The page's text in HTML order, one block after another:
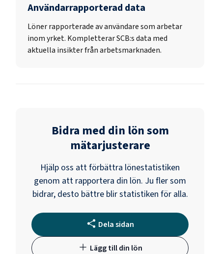
Användarrapporterad data
Löner rapporterade av användare som arbetar
inom yrket. Kompletterar SCB:s data med
aktuella insikter från arbetsmarknaden.
Bidra med din lön som
mätarjusterare
Hjälp oss att förbättra lönestatistiken
genom att rapportera din lön. Ju fler som
bidrar, desto bättre blir statistiken för alla.
Dela sidan
Lägg till din lön